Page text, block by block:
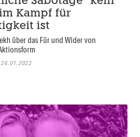
Kampf für
ist
über das Für und Wider von
26.01.2022